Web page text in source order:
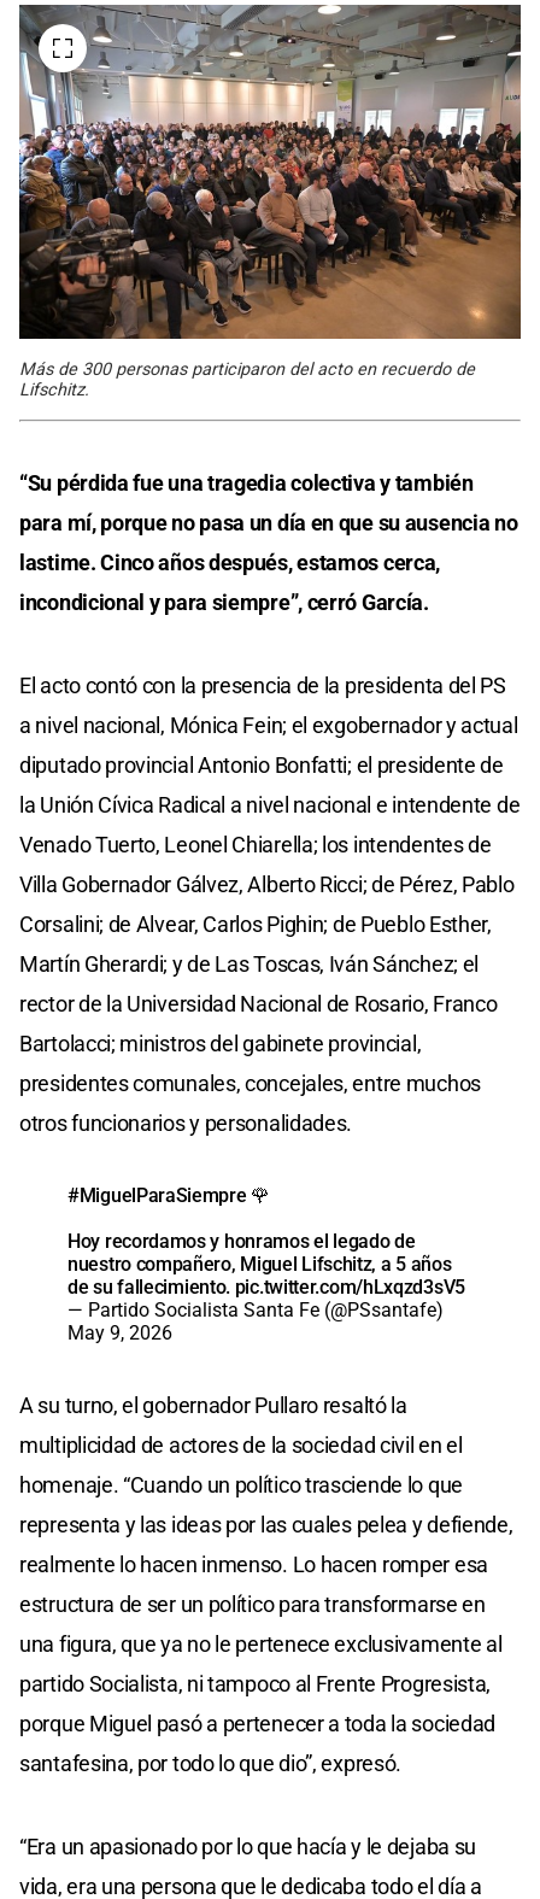
Más de 300 personas participaron del acto en recuerdo de
Lifschitz.
“Su pérdida fue una tragedia colectiva y también
para mí, porque no pasa un día en que su ausencia no
lastime. Cinco años después, estamos cerca,
incondicional y para siempre”, cerró García.
El acto contó con la presencia de la presidenta del PS
a nivel nacional, Mónica Fein; el exgobernador y actual
diputado provincial Antonio Bonfatti; el presidente de
la Unión Cívica Radical a nivel nacional e intendente de
Venado Tuerto, Leonel Chiarella; los intendentes de
Villa Gobernador Gálvez, Alberto Ricci; de Pérez, Pablo
Corsalini; de Alvear, Carlos Pighin; de Pueblo Esther,
Martín Gherardi; y de Las Toscas, Iván Sánchez; el
rector de la Universidad Nacional de Rosario, Franco
Bartolacci; ministros del gabinete provincial,
presidentes comunales, concejales, entre muchos
otros funcionarios y personalidades.
#MiguelParaSiempre 🌹
Hoy recordamos y honramos el legado de
nuestro compañero, Miguel Lifschitz, a 5 años
de su fallecimiento. pic.twitter.com/hLxqzd3sV5
— Partido Socialista Santa Fe (@PSsantafe)
May 9, 2026
A su turno, el gobernador Pullaro resaltó la
multiplicidad de actores de la sociedad civil en el
homenaje. “Cuando un político trasciende lo que
representa y las ideas por las cuales pelea y defiende,
realmente lo hacen inmenso. Lo hacen romper esa
estructura de ser un político para transformarse en
una figura, que ya no le pertenece exclusivamente al
partido Socialista, ni tampoco al Frente Progresista,
porque Miguel pasó a pertenecer a toda la sociedad
santafesina, por todo lo que dio”, expresó.
“Era un apasionado por lo que hacía y le dejaba su
vida, era una persona que le dedicaba todo el día a